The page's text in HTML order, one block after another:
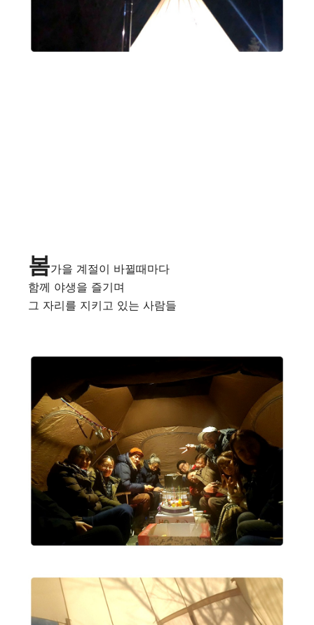
봄가을 계절이 바뀔때마다
함께 야생을 즐기며
그 자리를 지키고 있는 사람들